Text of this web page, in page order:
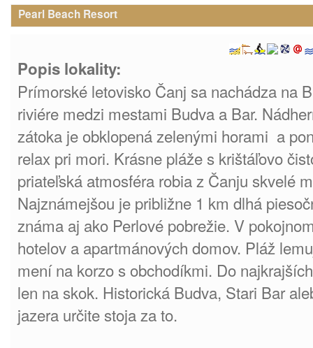
Pearl Beach Resort
Popis lokality:
Prímorské letovisko Čanj sa nachádza na
riviére medzi mestami Budva a Bar.
zátoka je obklopená zelenými horami a
relax pri mori. Krásne pláže s krištáľovo
priateľská atmosféra robia z Čanju skvelé
Najznámejšou je približne 1 km dlhá
známa aj ako Perlové pobrežie. V
hotelov a apartmánových domov. Pláž
mení na korzo s obchodíkmi. Do
len na skok. Historická Budva, Stari Bar
jazera určite stoja za to.